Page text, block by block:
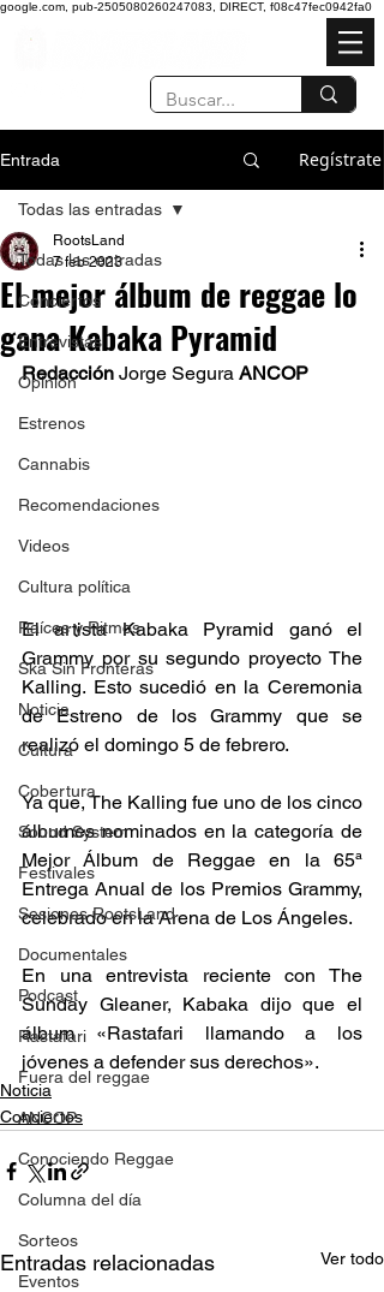
google.com, pub-2505080260247083, DIRECT, f08c47fec0942fa0
Entrada Regístrate
Todas las entradas
Conciertos
Entrevistas
Opinión
Estrenos
Cannabis
Recomendaciones
Videos
Cultura política
Raíces y Ritmos
Ska Sin Fronteras
Noticia
Cultura
Cobertura
Sound System
Festivales
Sesiones RootsLand
Documentales
Podcast
Rastafari
Fuera del reggae
ANCOP
Conociendo Reggae
Columna del día
Sorteos
Eventos
Todas las entradas
El mejor álbum de reggae lo
gana Kabaka Pyramid
RootsLand
7 feb 2023
Redacción Jorge Segura ANCOP
El artista Kabaka Pyramid ganó el
Grammy por su segundo proyecto The
Kalling. Esto sucedió en la Ceremonia
de Estreno de los Grammy que se
realizó el domingo 5 de febrero.
Ya que, The Kalling fue uno de los cinco
álbumes nominados en la categoría de
Mejor Álbum de Reggae en la 65ª
Entrega Anual de los Premios Grammy,
celebrado en la Arena de Los Ángeles.
En una entrevista reciente con The
Sunday Gleaner, Kabaka dijo que el
álbum «Rastafari llamando a los
jóvenes a defender sus derechos».
Noticia
Conciertos
Entradas relacionadas Ver todo